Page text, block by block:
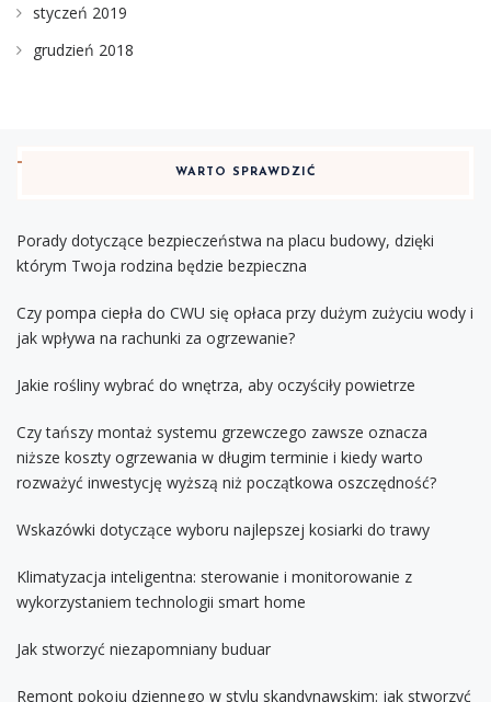
styczeń 2019
grudzień 2018
WARTO SPRAWDZIĆ
Porady dotyczące bezpieczeństwa na placu budowy, dzięki
którym Twoja rodzina będzie bezpieczna
Czy pompa ciepła do CWU się opłaca przy dużym zużyciu wody i
jak wpływa na rachunki za ogrzewanie?
Jakie rośliny wybrać do wnętrza, aby oczyściły powietrze
Czy tańszy montaż systemu grzewczego zawsze oznacza
niższe koszty ogrzewania w długim terminie i kiedy warto
rozważyć inwestycję wyższą niż początkowa oszczędność?
Wskazówki dotyczące wyboru najlepszej kosiarki do trawy
Klimatyzacja inteligentna: sterowanie i monitorowanie z
wykorzystaniem technologii smart home
Jak stworzyć niezapomniany buduar
Remont pokoju dziennego w stylu skandynawskim: jak stworzyć